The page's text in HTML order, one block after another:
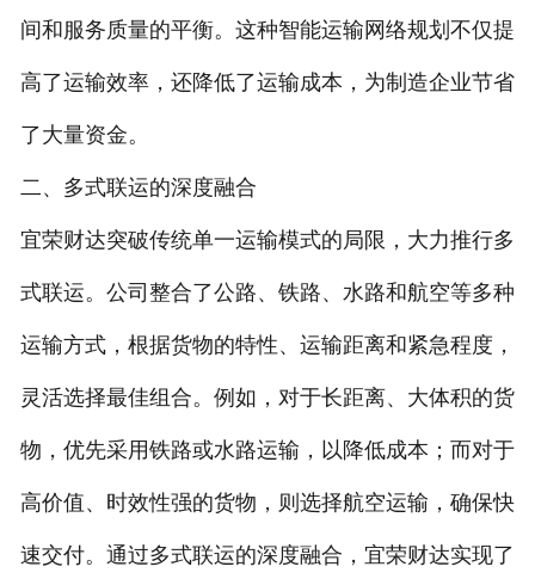
间和服务质量的平衡。这种智能运输网络规划不仅提
高了运输效率，还降低了运输成本，为制造企业节省
了大量资金。
二、多式联运的深度融合
宜荣财达突破传统单一运输模式的局限，大力推行多
式联运。公司整合了公路、铁路、水路和航空等多种
运输方式，根据货物的特性、运输距离和紧急程度，
灵活选择最佳组合。例如，对于长距离、大体积的货
物，优先采用铁路或水路运输，以降低成本；而对于
高价值、时效性强的货物，则选择航空运输，确保快
速交付。通过多式联运的深度融合，宜荣财达实现了